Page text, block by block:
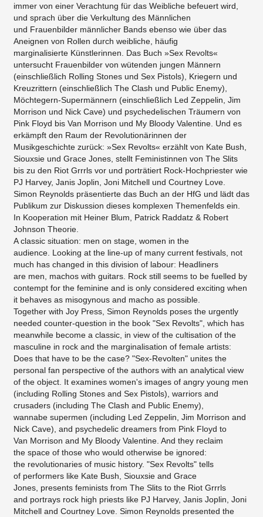
immer von einer Verachtung für das Weibliche befeuert wird,
und sprach über die Verkultung des Männlichen
und Frauenbilder männlicher Bands ebenso wie über das
Aneignen von Rollen durch weibliche, häufig
marginalisierte Künstlerinnen. Das Buch »Sex Revolts«
untersucht Frauenbilder von wütenden jungen Männern
(einschließlich Rolling Stones und Sex Pistols), Kriegern und
Kreuzrittern (einschließlich The Clash und Public Enemy),
Möchtegern-Supermännern (einschließlich Led Zeppelin, Jim
Morrison und Nick Cave) und psychedelischen Träumern von
Pink Floyd bis Van Morrison und My Bloody Valentine. Und es
erkämpft den Raum der Revolutionärinnen der
Musikgeschichte zurück: »Sex Revolts« erzählt von Kate Bush,
Siouxsie und Grace Jones, stellt Feministinnen von The Slits
bis zu den Riot Grrrls vor und porträtiert Rock-Hochpriester wie
PJ Harvey, Janis Joplin, Joni Mitchell und Courtney Love.
Simon Reynolds präsentierte das Buch an der HfG und lädt das
Publikum zur Diskussion dieses komplexen Themenfelds ein.
In Kooperation mit Heiner Blum, Patrick Raddatz & Robert
Johnson Theorie.
A classic situation: men on stage, women in the
audience. Looking at the line-up of many current festivals, not
much has changed in this division of labour: Headliners
are men, machos with guitars. Rock still seems to be fuelled by
contempt for the feminine and is only considered exciting when
it behaves as misogynous and macho as possible.
Together with Joy Press, Simon Reynolds poses the urgently
needed counter-question in the book "Sex Revolts", which has
meanwhile become a classic, in view of the cultisation of the
masculine in rock and the marginalisation of female artists:
Does that have to be the case? "Sex-Revolten" unites the
personal fan perspective of the authors with an analytical view
of the object. It examines women's images of angry young men
(including Rolling Stones and Sex Pistols), warriors and
crusaders (including The Clash and Public Enemy),
wannabe supermen (including Led Zeppelin, Jim Morrison and
Nick Cave), and psychedelic dreamers from Pink Floyd to
Van Morrison and My Bloody Valentine. And they reclaim
the space of those who would otherwise be ignored:
the revolutionaries of music history. "Sex Revolts" tells
of performers like Kate Bush, Siouxsie and Grace
Jones, presents feminists from The Slits to the Riot Grrrls
and portrays rock high priests like PJ Harvey, Janis Joplin, Joni
Mitchell and Courtney Love. Simon Reynolds presented the